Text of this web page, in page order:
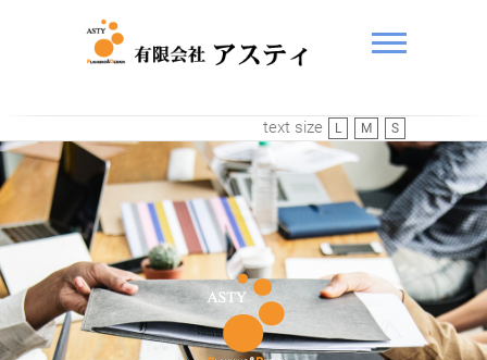
ASTY text size L M S